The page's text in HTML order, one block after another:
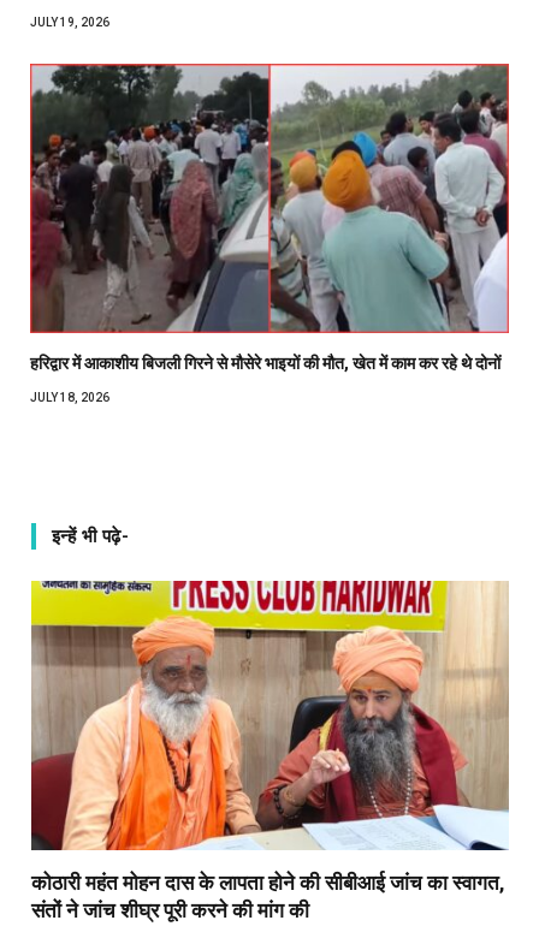
JULY 19, 2026
हरिद्वार में आकाशीय बिजली गिरने से मौसेरे भाइयों की मौत, खेत में काम कर रहे थे दोनों
JULY 18, 2026
इन्हें भी पढ़े-
कोठारी महंत मोहन दास के लापता होने की सीबीआई जांच का स्वागत,
संतों ने जांच शीघ्र पूरी करने की मांग की